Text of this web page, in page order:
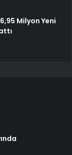
6,95 Milyon Yeni